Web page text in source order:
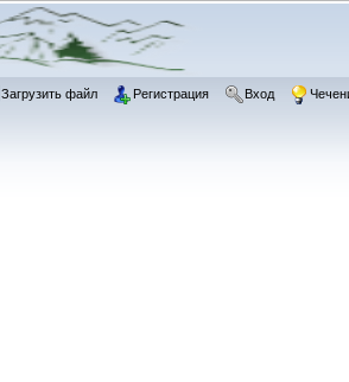
Загрузить файл Регистрация Вход